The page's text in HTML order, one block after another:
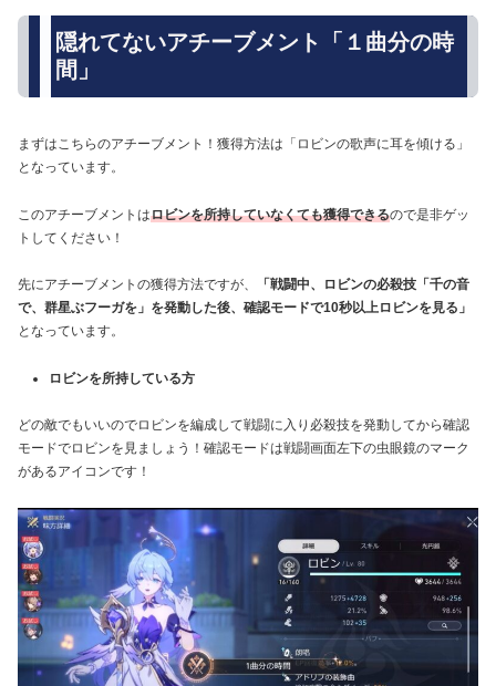
隠れてないアチーブメント「１曲分の時
間」
まずはこちらのアチーブメント！獲得方法は「ロビンの歌声に耳を傾ける」
となっています。
このアチーブメントはロビンを所持していなくても獲得できるので是非ゲッ
トしてください！
先にアチーブメントの獲得方法ですが、
「戦闘中、ロビンの必殺技「千の音
で、群星ぶフーガを」を発動した後、確認モードで10秒以上ロビンを見る」
となっています。
ロビンを所持している方
どの敵でもいいのでロビンを編成して戦闘に入り必殺技を発動してから確認
モードでロビンを見ましょう！確認モードは戦闘画面左下の虫眼鏡のマーク
があるアイコンです！